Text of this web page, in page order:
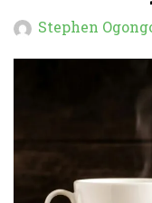
Stephen